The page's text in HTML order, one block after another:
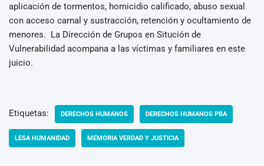
aplicación de tormentos, homicidio calificado, abuso sexual
con acceso carnal y sustracción, retención y ocultamiento de
menores. La Dirección de Grupos en Situción de
Vulnerabilidad acompana a las víctimas y familiares en este
juicio.
Etiquetas: DERECHOS HUMANOS DERECHOS HUMANOS PBA
LESA HUMANIDAD MEMORIA VERDAD Y JUSTICIA